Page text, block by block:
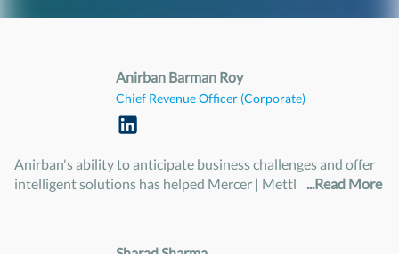
Anirban Barman Roy
Chief Revenue Officer (Corporate)
Anirban's ability to anticipate business challenges and offer
intelligent solutions has helped Mercer | Mettl
...Read More